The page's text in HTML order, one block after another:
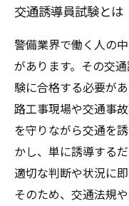
交通誘導員試験とは
警備業界で働く人の
があります。その交
験に合格する必要が
路工事現場や交通事
を守りながら交通を
かし、単に誘導する
適切な判断や状況に
そのため、交通法規